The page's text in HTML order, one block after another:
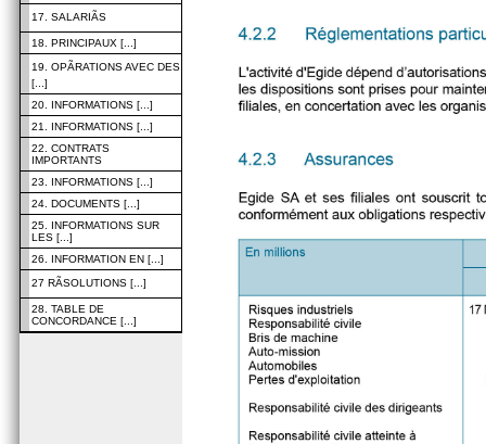
17. SALARIÃS
18. PRINCIPAUX [...]
19. OPÃRATIONS AVEC DES
[...]
20. INFORMATIONS [...]
21. INFORMATIONS [...]
22. CONTRATS
IMPORTANTS
23. INFORMATIONS [...]
24. DOCUMENTS [...]
25. INFORMATIONS SUR
LES [...]
26. INFORMATION EN [...]
27 RÃSOLUTIONS [...]
28. TABLE DE
CONCORDANCE [...]